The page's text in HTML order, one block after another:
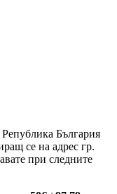
България
се на адрес гр.
при следните